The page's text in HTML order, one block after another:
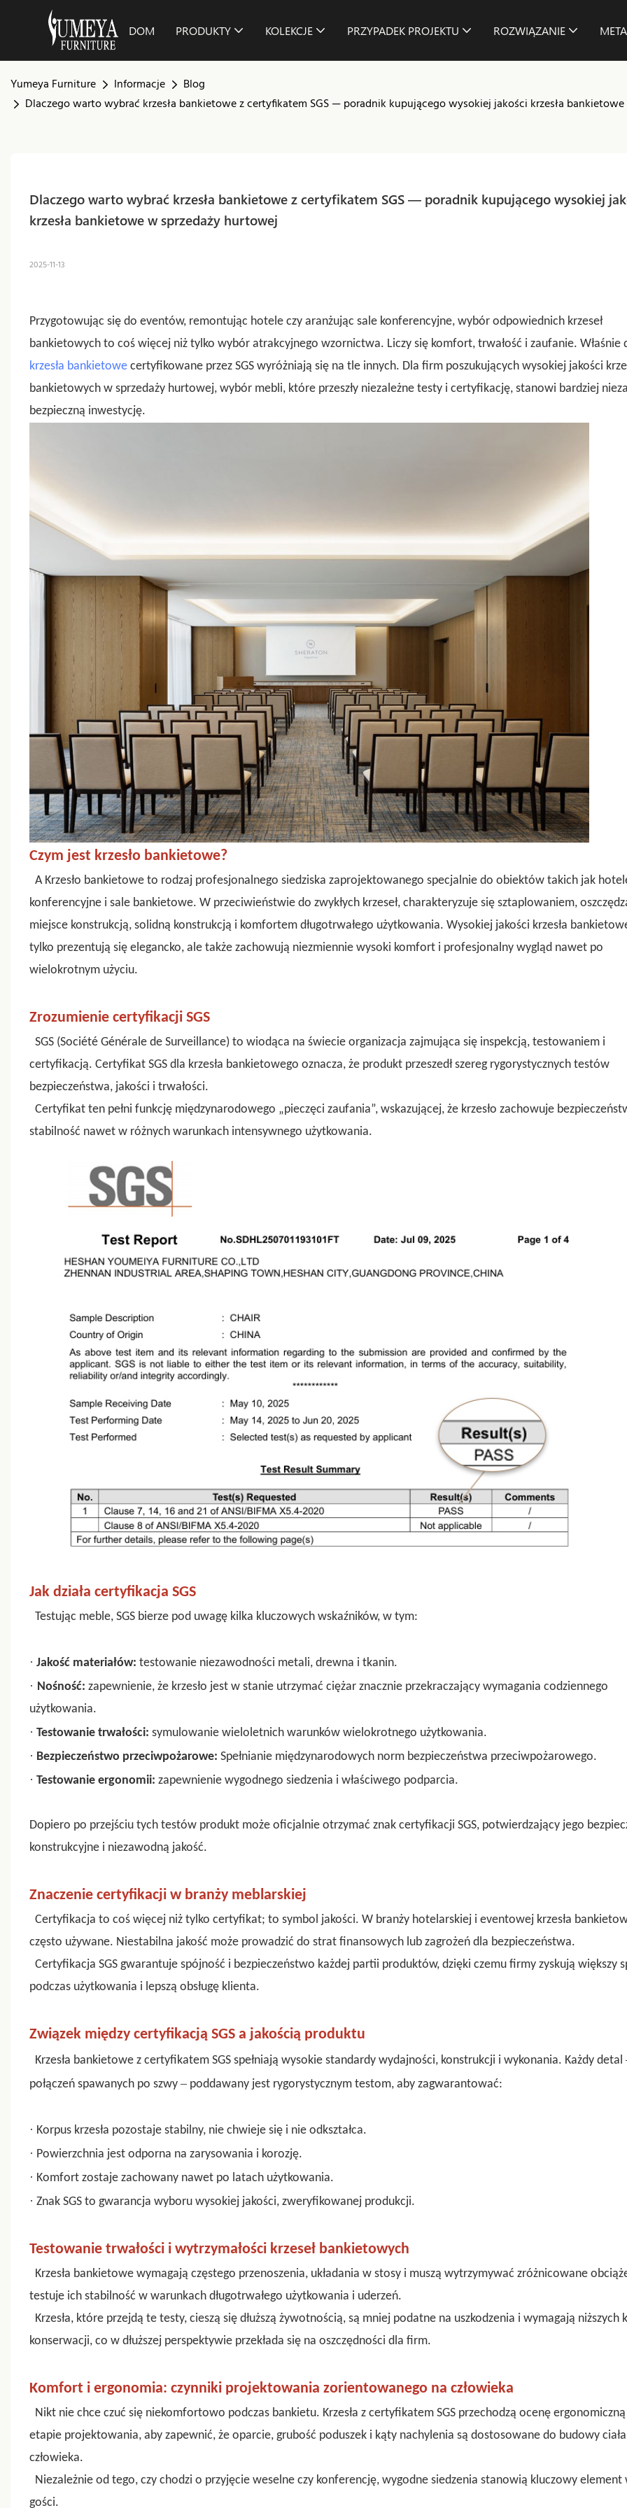
DOM PRODUKTY KOLEKCJE PRZYPADEK PROJEKTU ROZWIĄZANIE
Yumeya Furniture Informacje
Blog
Dlaczego warto wybrać krzesła bankietowe z certyfikatem SGS — poradnik kupującego wysokiej jakości krzesła
Dlaczego warto wybrać krzesła bankietowe z certyfikatem SGS — poradnik kupującego wysokiej
krzesła bankietowe w sprzedaży hurtowej
2025-11-13
Przygotowując się do eventów, remontując hotele czy aranżując sale konferencyjne, wybór odpowiednich krzeseł
bankietowych to coś więcej niż tylko wybór atrakcyjnego wzornictwa. Liczy się komfort, trwałość i zaufanie. Właśnie
krzesła bankietowecertyfikowane przez SGS wyróżniają się na tle innych. Dla firm poszukujących wysokiej jakości
bankietowych w sprzedaży hurtowej, wybór mebli, które przeszły niezależne testy i certyfikację, stanowi bardziej
bezpieczną inwestycję.
Czym jest krzesło bankietowe?
A Krzesło bankietoweto rodzaj profesjonalnego siedziska zaprojektowanego specjalnie do obiektów takich jak
konferencyjne i sale bankietowe. W przeciwieństwie do zwykłych krzeseł, charakteryzuje się sztaplowaniem,
miejsce konstrukcją, solidną konstrukcją i komfortem długotrwałego użytkowania. Wysokiej jakości krzesła
tylko prezentują się elegancko, ale także zachowują niezmiennie wysoki komfort i profesjonalny wygląd nawet po
wielokrotnym użyciu.
Zrozumienie certyfikacji SGS
SGS (Société Générale de Surveillance) to wiodąca na świecie organizacja zajmująca się inspekcją, testowaniem i
certyfikacją. Certyfikat SGS dla krzesła bankietowego oznacza, że ​​produkt przeszedł szereg rygorystycznych testów
bezpieczeństwa, jakości i trwałości.
Certyfikat ten pełni funkcję międzynarodowego „pieczęci zaufania”, wskazującej, że krzesło zachowuje
stabilność nawet w różnych warunkach intensywnego użytkowania.
Jak działa certyfikacja SGS
Testując meble, SGS bierze pod uwagę kilka kluczowych wskaźników, w tym:
· Jakość materiałów: testowanie niezawodności metali, drewna i tkanin.
· Nośność: zapewnienie, że krzesło jest w stanie utrzymać ciężar znacznie przekraczający wymagania codziennego
użytkowania.
· Testowanie trwałości: symulowanie wieloletnich warunków wielokrotnego użytkowania.
· Bezpieczeństwo przeciwpożarowe: Spełnianie międzynarodowych norm bezpieczeństwa przeciwpożarowego.
· Testowanie ergonomii: zapewnienie wygodnego siedzenia i właściwego podparcia.
Dopiero po przejściu tych testów produkt może oficjalnie otrzymać znak certyfikacji SGS, potwierdzający jego
konstrukcyjne i niezawodną jakość.
Znaczenie certyfikacji w branży meblarskiej
Certyfikacja to coś więcej niż tylko certyfikat; to symbol jakości. W branży hotelarskiej i eventowej krzesła
często używane. Niestabilna jakość może prowadzić do strat finansowych lub zagrożeń dla bezpieczeństwa.
Certyfikacja SGS gwarantuje spójność i bezpieczeństwo każdej partii produktów, dzięki czemu firmy zyskują większy
podczas użytkowania i lepszą obsługę klienta.
Związek między certyfikacją SGS a jakością produktu
Krzesła bankietowe z certyfikatem SGSspełniają wysokie standardy wydajności, konstrukcji i wykonania. Każdy detal
połączeń spawanych po szwy – poddawany jest rygorystycznym testom, aby zagwarantować:
· Korpus krzesła pozostaje stabilny, nie chwieje się i nie odkształca.
· Powierzchnia jest odporna na zarysowania i korozję.
· Komfort zostaje zachowany nawet po latach użytkowania.
· Znak SGS to gwarancja wyboru wysokiej jakości, zweryfikowanej produkcji.
Testowanie trwałości i wytrzymałości krzeseł bankietowych
Krzesła bankietowe wymagają częstego przenoszenia, układania w stosy i muszą wytrzymywać zróżnicowane
testuje ich stabilność w warunkach długotrwałego użytkowania i uderzeń.
Krzesła, które przejdą te testy, cieszą się dłuższą żywotnością, są mniej podatne na uszkodzenia i wymagają niższych
konserwacji, co w dłuższej perspektywie przekłada się na oszczędności dla firm.
Komfort i ergonomia: czynniki projektowania zorientowanego na człowieka
Nikt nie chce czuć się niekomfortowo podczas bankietu. Krzesła z certyfikatem SGS przechodzą ocenę
etapie projektowania, aby zapewnić, że oparcie, grubość poduszek i kąty nachylenia są dostosowane do budowy ciała
człowieka.
Niezależnie od tego, czy chodzi o przyjęcie weselne czy konferencję, wygodne siedzenia stanowią kluczowy element
gości.